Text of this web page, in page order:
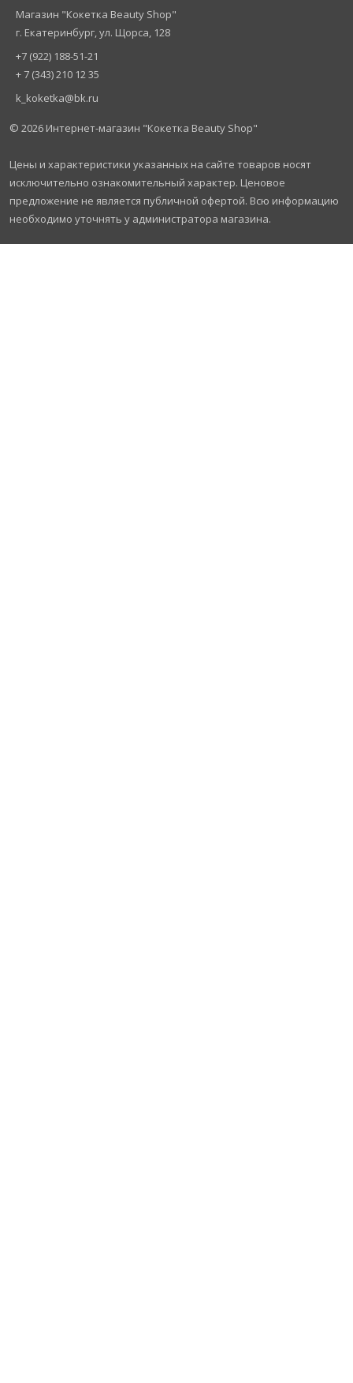
Магазин "Кокетка Beauty Shop"
г. Екатеринбург, ул. Щорса, 128
+7 (922) 188-51-21
+ 7 (343) 210 12 35
k_koketka@bk.ru
© 2026 Интернет-магазин "Кокетка Beauty Shop"
Цены и характеристики указанных на сайте товаров носят
исключительно ознакомительный характер. Ценовое
предложение не является публичной офертой. Всю информацию
необходимо уточнять у администратора магазина.